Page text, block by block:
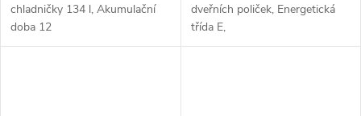
chladničky 134 l, Akumulační
doba 12
hod., SuperCool, Možnost
dveřních poliček, Energetická
třída E,